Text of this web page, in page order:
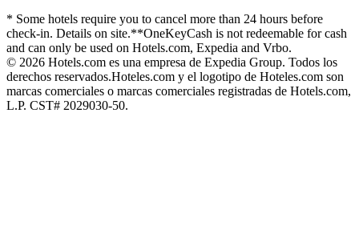
* Some hotels require you to cancel more than 24 hours before
check-in. Details on site.**OneKeyCash is not redeemable for cash
and can only be used on Hotels.com, Expedia and Vrbo.
© 2026 Hotels.com es una empresa de Expedia Group. Todos los
derechos reservados.Hoteles.com y el logotipo de Hoteles.com son
marcas comerciales o marcas comerciales registradas de Hotels.com,
L.P. CST# 2029030-50.